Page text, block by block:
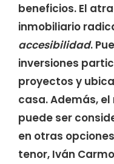
beneficios. El
inmobiliario
accesibilidad.
inversiones
proyectos y
casa. Además,
puede ser
en otras
tenor, Iván